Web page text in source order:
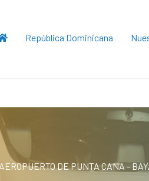
República Dominicana
AEROPUERTO DE PUNTA CANA -